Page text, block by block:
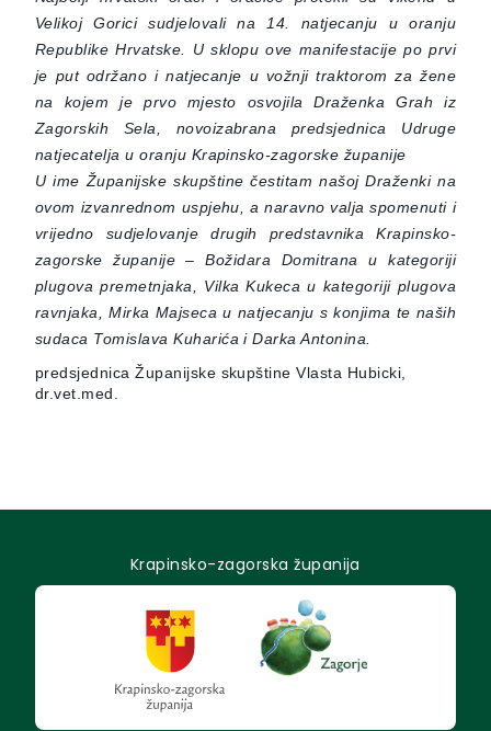
Velikoj Gorici sudjelovali na 14. natjecanju u oranju
Republike Hrvatske. U sklopu ove manifestacije po prvi
je put održano i natjecanje u vožnji traktorom za žene
na kojem je prvo mjesto osvojila Draženka Grah iz
Zagorskih Sela, novoizabrana predsjednica Udruge
natjecatelja u oranju Krapinsko-zagorske županije
U ime Županijske skupštine čestitam našoj Draženki na
ovom izvanrednom uspjehu, a naravno valja spomenuti i
vrijedno sudjelovanje drugih predstavnika Krapinsko-
zagorske županije – Božidara Domitrana u kategoriji
plugova premetnjaka, Vilka Kukeca u kategoriji plugova
ravnjaka, Mirka Majseca u natjecanju s konjima te naših
sudaca Tomislava Kuharića i Darka Antonina.
predsjednica Županijske skupštine Vlasta Hubicki,
dr.vet.med.
Krapinsko-zagorska županija